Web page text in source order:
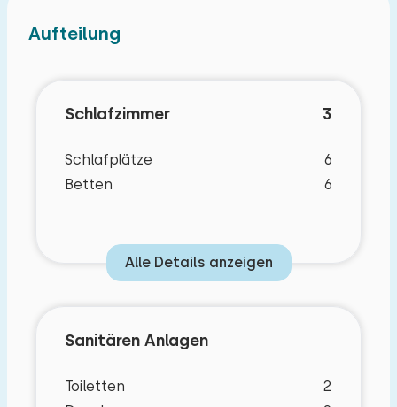
Aufteilung
Schlafzimmer 3
Schlafplätze
6
Betten
6
Alle Details anzeigen
Sanitären Anlagen
Toiletten
2